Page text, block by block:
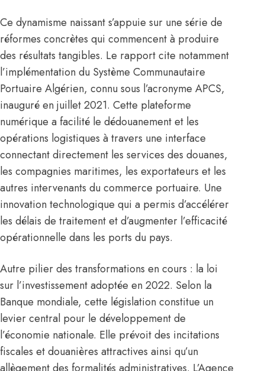
Ce dynamisme naissant s’appuie sur une série de
réformes concrètes qui commencent à produire
des résultats tangibles. Le rapport cite notamment
l’implémentation du Système Communautaire
Portuaire Algérien, connu sous l’acronyme APCS,
inauguré en juillet 2021. Cette plateforme
numérique a facilité le dédouanement et les
opérations logistiques à travers une interface
connectant directement les services des douanes,
les compagnies maritimes, les exportateurs et les
autres intervenants du commerce portuaire. Une
innovation technologique qui a permis d’accélérer
les délais de traitement et d’augmenter l’efficacité
opérationnelle dans les ports du pays.
Autre pilier des transformations en cours : la loi
sur l’investissement adoptée en 2022. Selon la
Banque mondiale, cette législation constitue un
levier central pour le développement de
l’économie nationale. Elle prévoit des incitations
fiscales et douanières attractives ainsi qu’un